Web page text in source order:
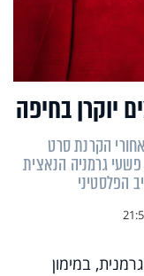
יוקרן בחיפה
הקרנת סרט
פשעי גרמניה הנאצית
הפלסטיני
גרמנית, במימון